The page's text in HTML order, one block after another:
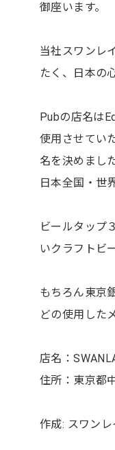
御座います。
当社スワンレ
たく、日本の
Pubの店名は
使用させてい
名を決めました
日本全国・世
ビールタップ
いクラフトビ
もちろん東京
どの使用した
店名：
住所：東京都
作成: スワン